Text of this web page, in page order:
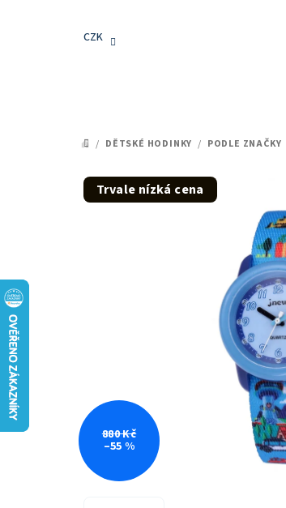
CZK
DOMŮ
/ DĚTSKÉ HODINKY / PODLE ZNAČKY
Trvale nízká cena
880 Kč
–55 %